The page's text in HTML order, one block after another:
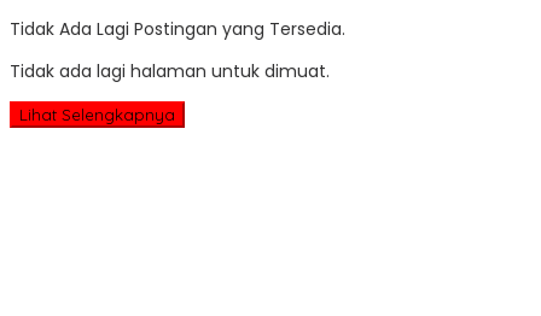
Tidak Ada Lagi Postingan yang Tersedia.
Tidak ada lagi halaman untuk dimuat.
Lihat Selengkapnya